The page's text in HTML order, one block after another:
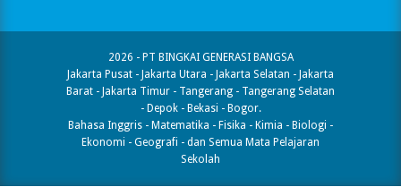
2026 - PT BINGKAI GENERASI BANGSA
Jakarta Pusat - Jakarta Utara - Jakarta Selatan - Jakarta
Barat - Jakarta Timur - Tangerang - Tangerang Selatan
- Depok - Bekasi - Bogor.
Bahasa Inggris - Matematika - Fisika - Kimia - Biologi -
Ekonomi - Geografi​ - dan Semua Mata Pelajaran
Sekolah